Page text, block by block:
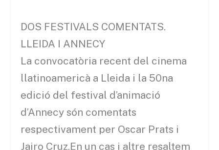
DOS FESTIVALS COMENTATS.
LLEIDA I ANNECY
La convocatòria recent del cinema
llatinoamericà a Lleida i la 50na
edició del festival d’animació
d’Annecy són comentats
respectivament per Oscar Prats i
Jairo Cruz.En un cas i altre resaltem